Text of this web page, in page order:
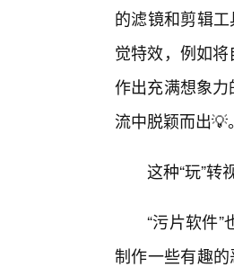
的滤镜和剪辑
觉特效，例如
作出充满想象
流中脱颖而出💡。
这种“玩”
“污片软件
制作一些有趣